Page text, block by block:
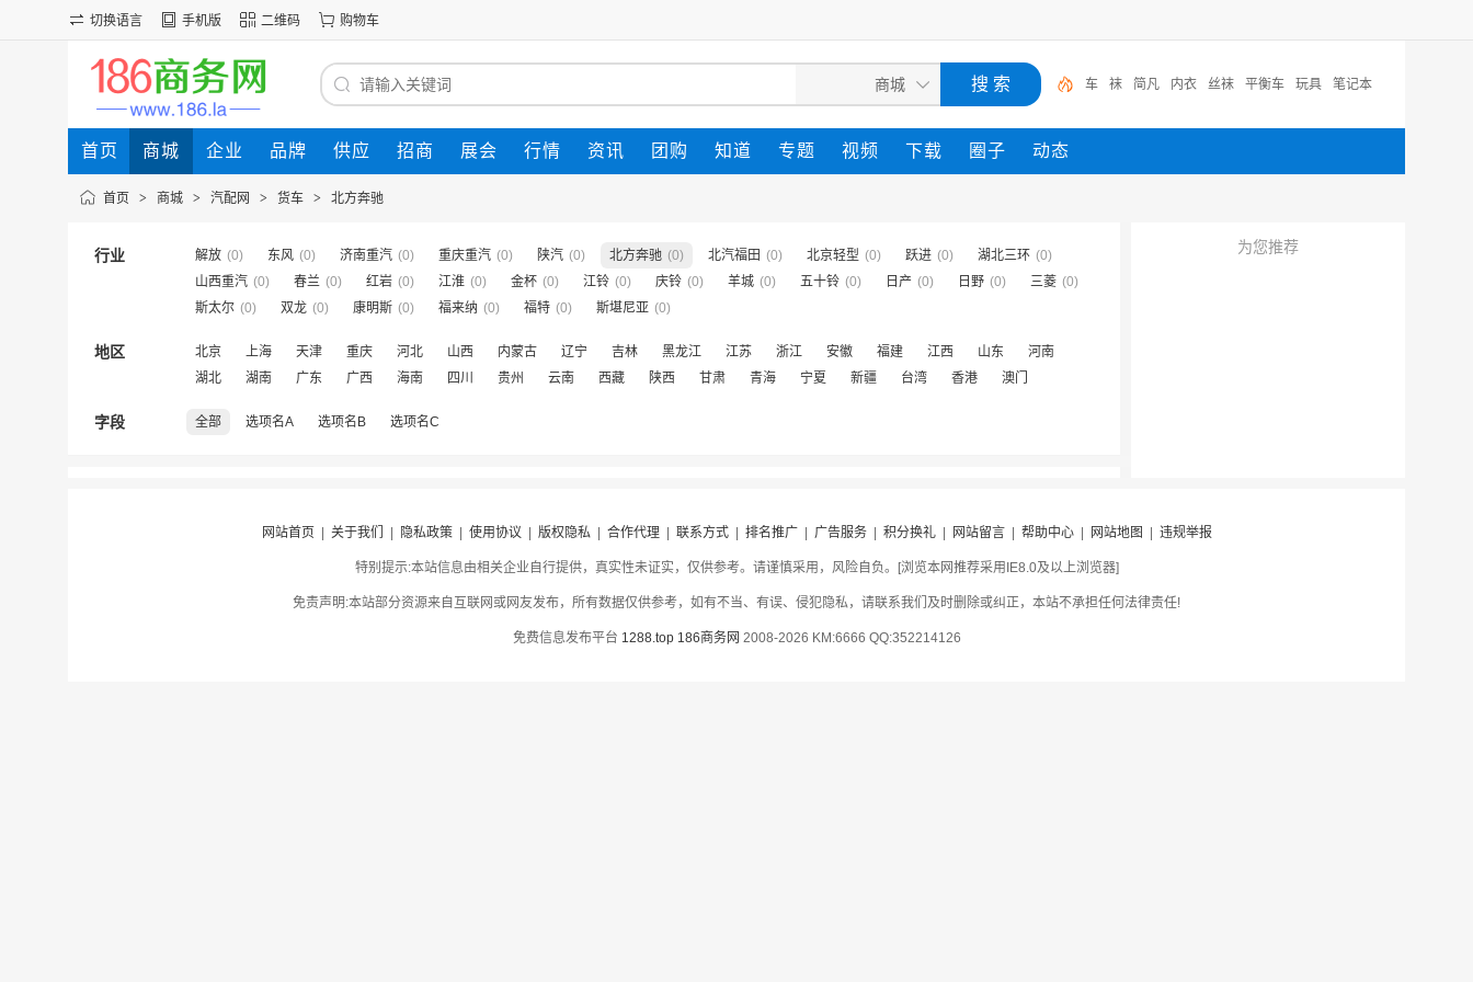
切换语言 手机版 二维码 购物车
车 袜 简凡 内衣 丝袜 平衡车 玩具 笔记本
首页 商城 企业 品牌 供应 招商 展会 行情 资讯 团购 知道 专题 视频 下载 圈子 动态
首页 > 商城 > 汽配网 > 货车 > 北方奔驰
行业 解放 (0) 东风 (0) 济南重汽 (0) 重庆重汽 (0) 陕汽 (0) 北方奔驰 (0) 北汽福田 (0) 北京轻型 (0) 跃进 (0) 湖北三环 (0)
山西重汽 (0) 春兰 (0) 红岩 (0) 江淮 (0) 金杯 (0) 江铃 (0) 庆铃 (0) 羊城 (0) 五十铃 (0) 日产 (0) 日野 (0) 三菱 (0)
斯太尔 (0) 双龙 (0) 康明斯 (0) 福来纳 (0) 福特 (0) 斯堪尼亚 (0)
地区 北京 上海 天津 重庆 河北 山西 内蒙古 辽宁 吉林 黑龙江 江苏 浙江 安徽 福建 江西 山东
河南
湖北
湖南 广东 广西 海南 四川 贵州 云南 西藏 陕西 甘肃 青海 宁夏 新疆 台湾 香港 澳门
字段 全部 选项名A 选项名B 选项名C
为您推荐
网站首页 关于我们 隐私政策| 使用协议 版权隐私| 合作代理| 联系方式| 排名推广| 广告服务| 积分换礼| 网站留言| 帮助中心| 网站地图 违规举报
特别提示:本站信息由相关企业自行提供，真实性未证实，仅供参考。请谨慎采用，风险自负。[浏览本网推荐采用IE8.0及以上浏览器]
免责声明:本站部分资源来自互联网或网友发布，所有数据仅供参考，如有不当、有误、侵犯隐私，请联系我们及时删除或纠正，本站不承担任何法律责任!
免费信息发布平台 1288.top 186商务网 2008-2026 KM:6666 QQ:352214126